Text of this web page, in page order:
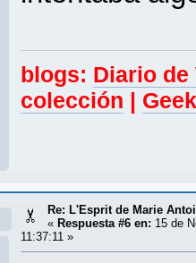
blogs: Diario
colección
Re: L'Esprit de Marie
« Respuesta #6 en: 15 de
11:37:11 »